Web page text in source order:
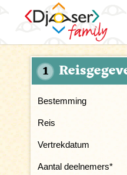
1
Bestemming
Reis
Vertrekdatum
Aantal deelnemers*